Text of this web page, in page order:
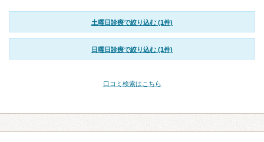
土曜日診療で絞り込む (1件)
日曜日診療で絞り込む (1件)
口コミ検索はこちら